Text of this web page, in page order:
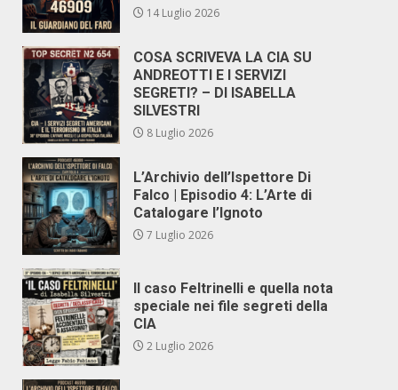
14 Luglio 2026
COSA SCRIVEVA LA CIA SU
ANDREOTTI E I SERVIZI
SEGRETI? – DI ISABELLA
SILVESTRI
8 Luglio 2026
L’Archivio dell’Ispettore Di
Falco | Episodio 4: L’Arte di
Catalogare l’Ignoto
7 Luglio 2026
Il caso Feltrinelli e quella nota
speciale nei file segreti della
CIA
2 Luglio 2026